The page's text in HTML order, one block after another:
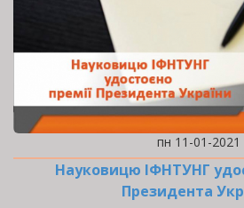
пн 11-01-2021
Науковицю ІФНТУНГ
Президента